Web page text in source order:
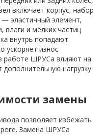
включает корпус, набор
эластичный элемент,
и мелких частиц
внутрь попадают
ускоряет износ
работе ШРУСа влияют на
нагрузку
замены
позволяет избежать
Замена ШРУСа